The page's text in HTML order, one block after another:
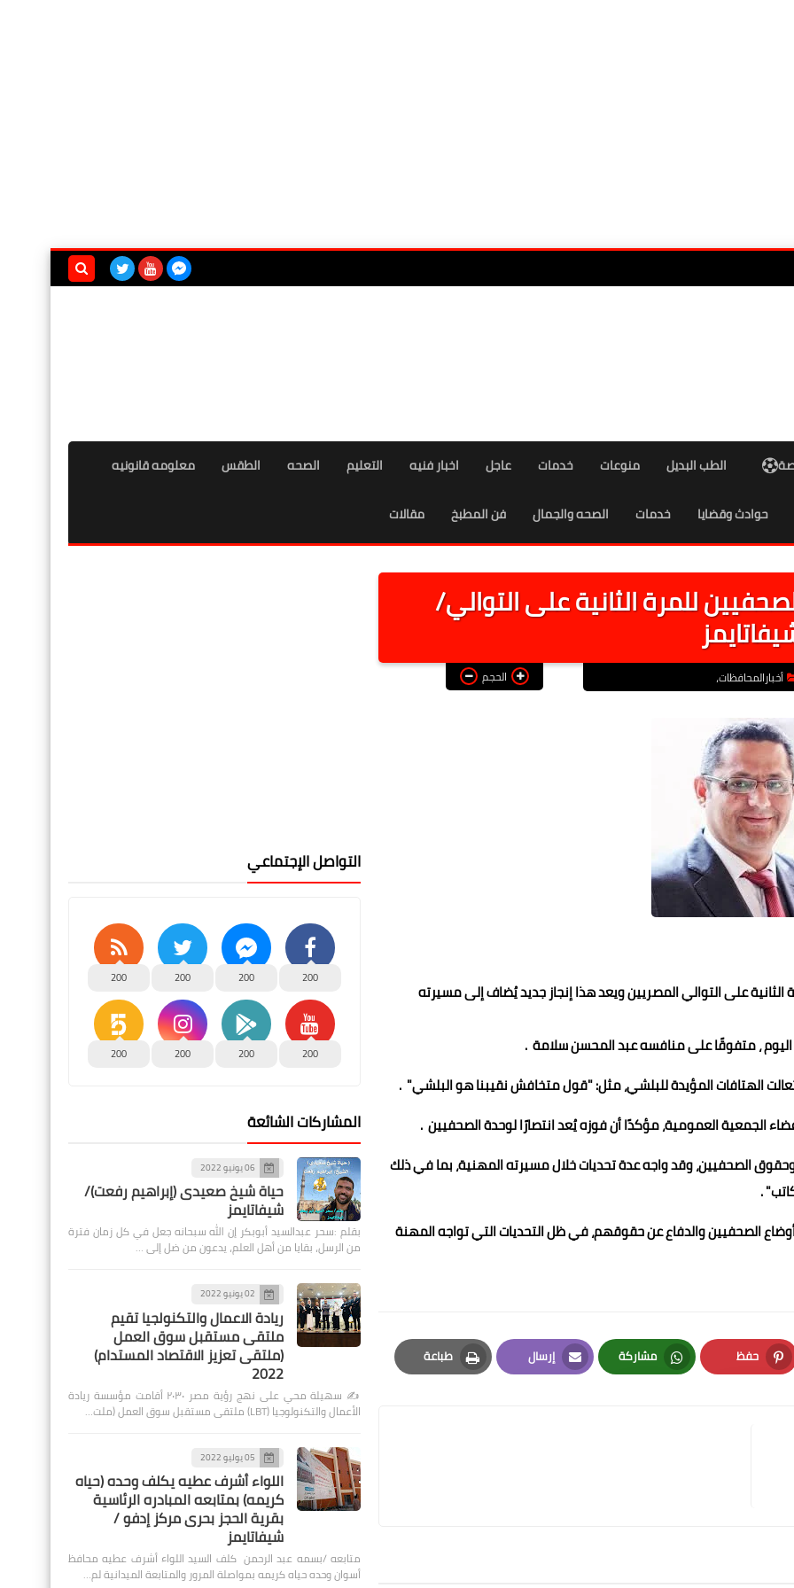
الطب البديل منوعات خدمات عاجل اخبار فنيه التعليم الصحه الطقس معلومه قانونيه
حوادث وقضايا خدمات الصحه والجمال فن المطبخ مقالات
للمرة الثانية على التوالي/
أخبارالمحافظات، الحجم
الثانية على التواليالمصريين ويعد هذاإنجاز جديد يُضاف إلى مسيرته
الهتافات المؤيدة للبلشي، مثل: "قول متخافش نقيبنا هو البلشي" .
الجمعية العمومية، مؤكدًا أن فوزه يُعد انتصارًا لوحدة الصحفيين .
الصحفيين، وقد واجه عدة تحديات خلال مسيرته المهنية، بما في ذلك
.
الصحفيين والدفاع عن حقوقهم، في ظل التحديات التي تواجه المهنة
حفظ
Pinterest
مشاركة
Whatsapp
إرسال
Email
طباعة
Print
التواصل الإجتماعي
200
200
200
200
200
200
200
200
المشاركات الشائعة
06 يونيو 2022
حياة شيخ صعيدى (إبراهيم رفعت)/
شيفاتايمز
بقلم :سحر عبدالسيد أبوبكر إن الله سبحانه جعل في كل زمان فترة
من الرسل، بقايا من أهل العلم، يدعون من ضل إلى …
02 يونيو 2022
ريادة الاعمال والتكنولجيا تقيم
ملتقى مستقبل سوق العمل
(ملتقى تعزيز الاقتصاد المستدام)
2022
✍️ سهيلة محي على نهج رؤية مصر ٢٠٣٠ أقامت مؤسسة ريادة
الأعمال والتكنولوجيا (LBT) ملتقى مستقبل سوق العمل (ملت…
05 يوليو 2022
اللواء أشرف عطيه يكلف وحده (حياه
كريمه) بمتابعه المبادره الرئاسية
بقرية الحجز بحرى مركز إدفو /
شيفاتايمز
متابعه /بسمه عبد الرحمن كلف السيد اللواء أشرف عطيه محافظ
أسوان وحده حياه كريمه بمواصلة المرور والمتابعة الميدانية لم…